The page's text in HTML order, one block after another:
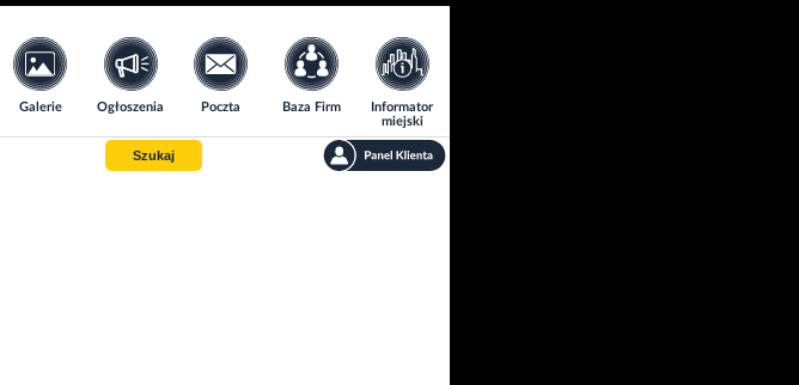
Galerie Ogłoszenia Poczta Baza Firm
Informator
miejski
Szukaj